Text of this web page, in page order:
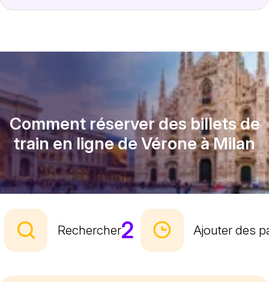
Comment réserver des billets de
train en ligne de Vérone à Milan
Rechercher2 Ajouter des